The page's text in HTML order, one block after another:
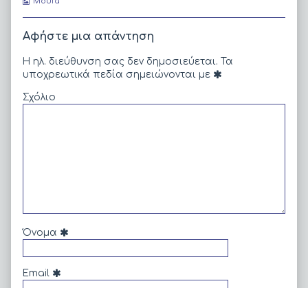
Αφήστε μια απάντηση
Η ηλ. διεύθυνση σας δεν δημοσιεύεται. Τα
υποχρεωτικά πεδία σημειώνονται με
Σχόλιο
Όνομα
Email